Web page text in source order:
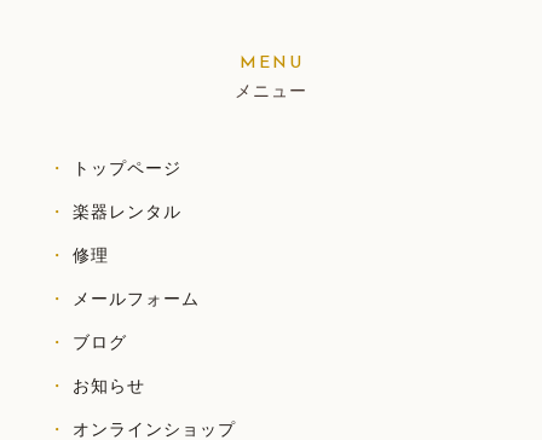
メニュー
トップページ
楽器レンタル
修理
メールフォーム
ブログ
お知らせ
オンラインショップ